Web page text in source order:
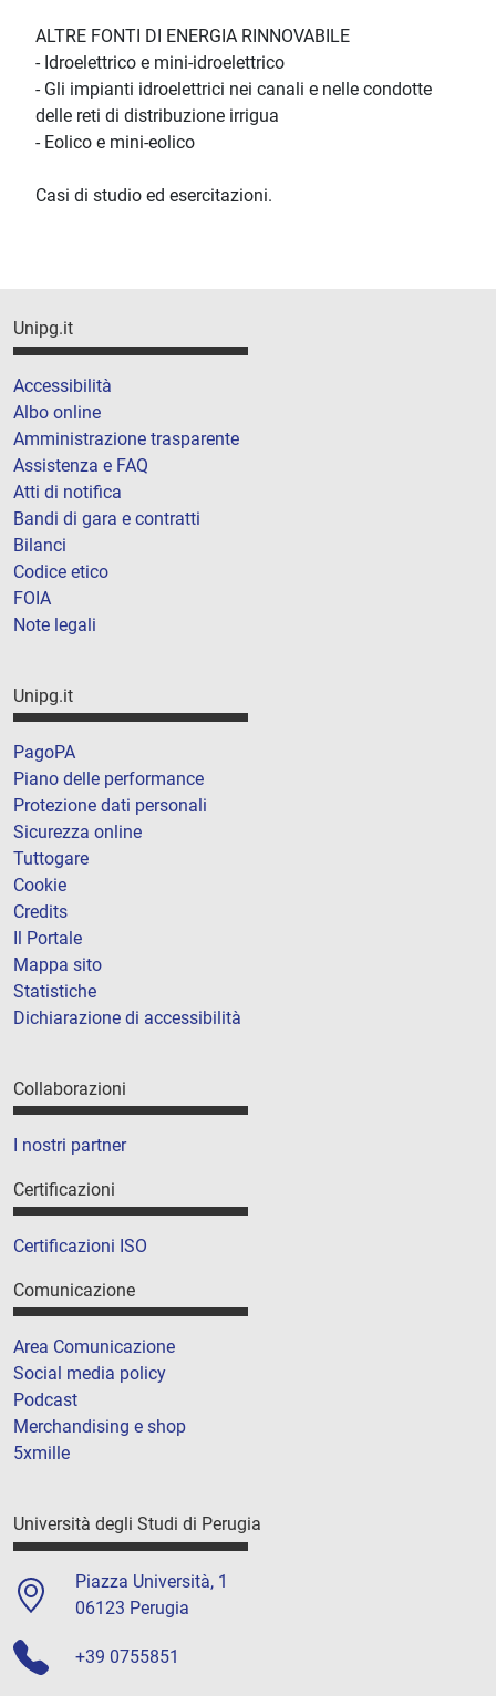
ALTRE FONTI DI ENERGIA RINNOVABILE
- Idroelettrico e mini-idroelettrico
- Gli impianti idroelettrici nei canali e nelle condotte
delle reti di distribuzione irrigua
- Eolico e mini-eolico
Casi di studio ed esercitazioni.
Unipg.it
Accessibilità
Albo online
Amministrazione trasparente
Assistenza e FAQ
Atti di notifica
Bandi di gara e contratti
Bilanci
Codice etico
FOIA
Note legali
Unipg.it
PagoPA
Piano delle performance
Protezione dati personali
Sicurezza online
Tuttogare
Cookie
Credits
Il Portale
Mappa sito
Statistiche
Dichiarazione di accessibilità
Collaborazioni
I nostri partner
Certificazioni
Certificazioni ISO
Comunicazione
Area Comunicazione
Social media policy
Podcast
Merchandising e shop
5xmille
Università degli Studi di Perugia
Piazza Università, 1
06123 Perugia
+39 0755851